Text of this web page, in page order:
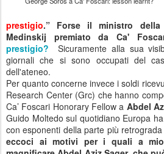
prestigio.” Forse il ministro
Medinskij premiato da Ca'
prestigio?
Sicuramente alla sua
giornali che si sono occupati del
dell'ateneo.
Per quanto concerne invece i soldi
Research Center (Grc) che hanno
Ca’ Foscari Honorary Fellow a Abdel
Guido Moltedo sul quotidiano Europa
con esponenti della parte più retrograda
eccoci ai motivi per i quali a